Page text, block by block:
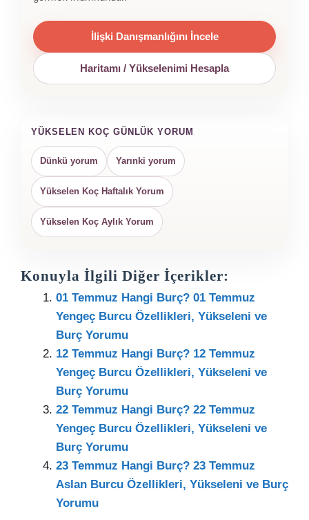
İlişki Danışmanlığını İncele
Haritamı / Yükselenimi Hesapla
YÜKSELEN KOÇ GÜNLÜK YORUM
Dünkü yorum Yarınki yorum
Yükselen Koç Haftalık Yorum
Yükselen Koç Aylık Yorum
Konuyla İlgili Diğer İçerikler:
01 Temmuz Hangi Burç? 01 Temmuz
Yengeç Burcu Özellikleri, Yükseleni ve
Burç Yorumu
12 Temmuz Hangi Burç? 12 Temmuz
Yengeç Burcu Özellikleri, Yükseleni ve
Burç Yorumu
22 Temmuz Hangi Burç? 22 Temmuz
Yengeç Burcu Özellikleri, Yükseleni ve
Burç Yorumu
23 Temmuz Hangi Burç? 23 Temmuz
Aslan Burcu Özellikleri, Yükseleni ve Burç
Yorumu